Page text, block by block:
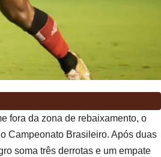
fora da zona de rebaixamento, o
Campeonato Brasileiro. Após duas
soma três derrotas e um empate